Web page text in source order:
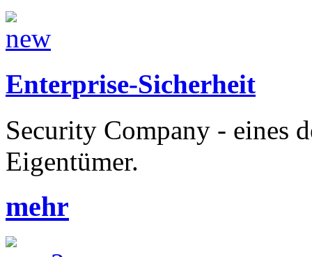
Enterprise-Sicherheit
Security Company - eines
Eigentümer.
mehr